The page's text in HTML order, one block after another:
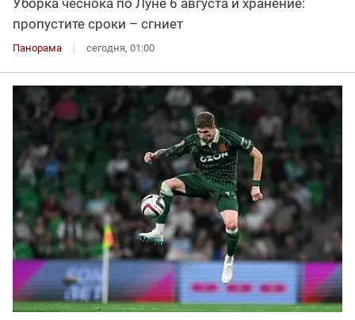
Уборка чеснока по Луне 6 августа и хранение:
пропустите сроки – сгниет
Панорама сегодня, 01:00